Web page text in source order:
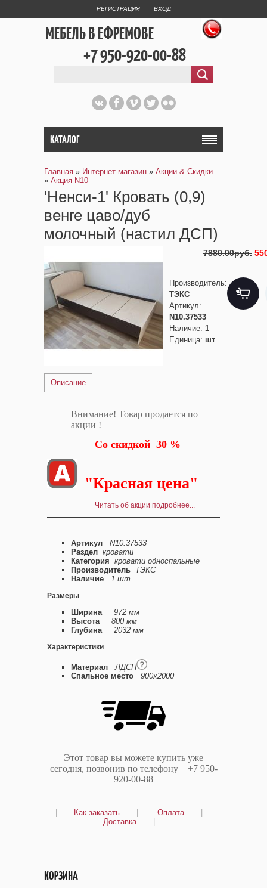
РЕГИСТРАЦИЯ ВХОД
МЕБЕЛЬ В ЕФРЕМОВЕ
+7 950-920-00-88
КАТАЛОГ
Главная » Интернет-магазин » Акции & Скидки
» Aкция N10
'Ненси-1' Кровать (0,9)
венге цаво/дуб
молочный (настил ДСП)
7880.00руб.
Производитель:
ТЭКС
Артикул:
N10.37533
Наличие: 1
Единица: шт
Описание
Внимание! Товар продается по
акции !
Со скидкой 30 %
"Красная цена"
Читать об акции подробнее...
Артикул
N10.37533
Раздел кровати
Категория кровати односпальные
Производитель ТЭКС
Наличие
1 шт
Размеры
Ширина
972 мм
Высота
800 мм
Глубина
2032 мм
Характеристики
Материал
ЛДСП
Спальное место
900х2000
Этот товар вы можете купить уже
сегодня, позвонив по телефону +7 950-
920-00-88
Как заказать Оплата
Доставка
КОРЗИНА